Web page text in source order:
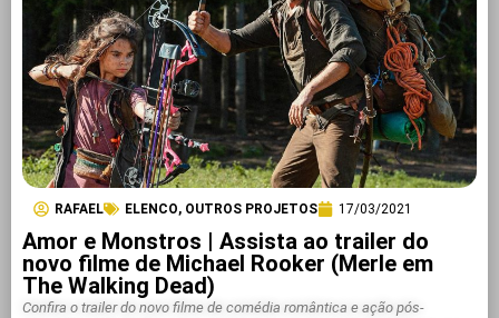
RAFAEL ELENCO, OUTROS PROJETOS 17/03/2021
Amor e Monstros | Assista ao trailer do
novo filme de Michael Rooker (Merle em
The Walking Dead)
Confira o trailer do novo filme de comédia romântica e ação pós-